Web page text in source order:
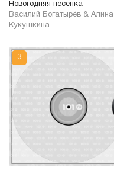
Новогодняя песенка
Василий Богатырёв & Алина
Кукушкина